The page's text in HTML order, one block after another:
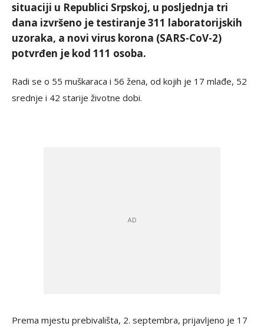
situaciji u Republici Srpskoj, u posljednja tri
dana izvršeno je testiranje 311 laboratorijskih
uzoraka, a novi virus korona (SARS-CoV-2)
potvrđen je kod 111 osoba.
Radi se o 55 muškaraca i 56 žena, od kojih je 17 mlađe, 52
srednje i 42 starije životne dobi.
Prema mjestu prebivališta, 2. septembra, prijavljeno je 17